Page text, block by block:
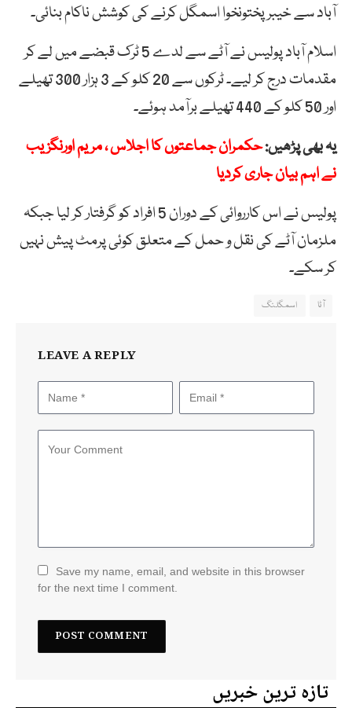
آباد سے خیبر پختونخوا اسمگل کرنے کی کوشش ناکام بنائی۔
اسلام آباد پولیس نے آٹے سے لدے 5 ٹرک قبضے میں لے کر
مقدمات درج کر لیے۔ ٹرکوں سے 20 کلو کے 3 ہزار 300 تھیلے
اور 50 کلو کے 440 تھیلے برآمد ہوئے۔
یہ بھی پڑھیں:حکمران جماعتوں کا اجلاس ، مریم اورنگزیب
نے اہم بیان جاری کردیا
پولیس نے اس کارروائی کے دوران 5 افراد کو گرفتار کر لیا جبکہ
ملزمان آٹے کی نقل و حمل کے متعلق کوئی پرمٹ پیش نہیں
کر سکے۔
آٹا اسمگلنگ
LEAVE A REPLY
Save my name, email, and website in this browser
for the next time I comment.
تازہ ترین خبریں